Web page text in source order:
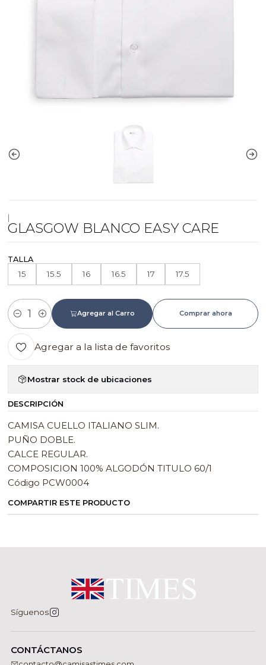
GLASGOW BLANCO EASY CARE
TALLA
15 15.5 16 16.5 17 17.5
Cantidad
Agregar al Carro Comprar ahora
Agregar a la lista de favoritos
Mostrar stock de ubicaciones
DESCRIPCIÓN
CAMISA CUELLO ITALIANO SLIM.
PUÑO DOBLE.
CALCE REGULAR.
COMPOSICION 100% ALGODÓN TITULO 60/1
Código PCW0004
COMPARTIR ESTE PRODUCTO
Síguenos
CONTÁCTANOS